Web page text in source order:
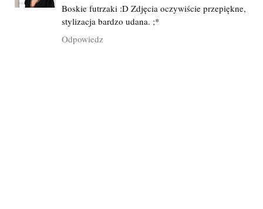
Boskie futrzaki :D Zdjęcia oczywiście przepiękne,
stylizacja bardzo udana. ;*
Odpowiedz